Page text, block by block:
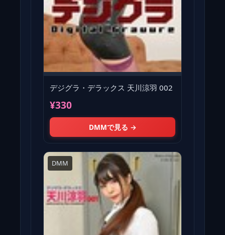
デジグラ・デラックス 天川涼羽 002
¥330
DMMで見る →
DMM